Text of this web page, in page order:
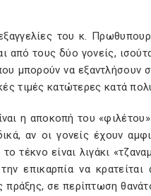
του κ.
από τους δύο γονείς,
μπορούν να
τιμές κατώτερες κατά
η αποκοπή του
αν οι γονείς έχουν
τέκνο είναι λιγάκι
επικαρπία να
σε περίπτωση